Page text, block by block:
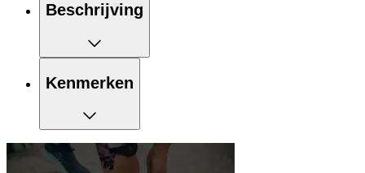
Beschrijving
Kenmerken